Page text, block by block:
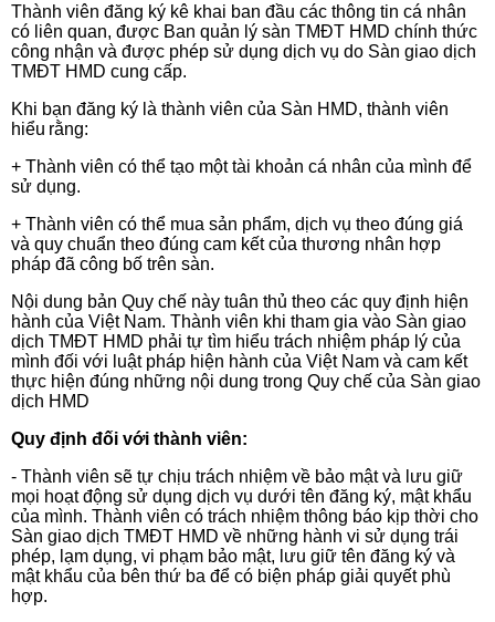
Thành viên đăng ký kê khai ban đầu các thông tin cá nhân
có liên quan, được Ban quản lý sàn TMĐT HMD chính thức
công nhận và được phép sử dụng dịch vụ do Sàn giao dịch
TMĐT HMD cung cấp.
Khi bạn đăng ký là thành viên của Sàn HMD, thành viên
hiểu rằng:
+ Thành viên có thể tạo một tài khoản cá nhân của mình để
sử dụng.
+ Thành viên có thể mua sản phẩm, dịch vụ theo đúng giá
và quy chuẩn theo đúng cam kết của thương nhân hợp
pháp đã công bố trên sàn.
Nội dung bản Quy chế này tuân thủ theo các quy định hiện
hành của Việt Nam. Thành viên khi tham gia vào Sàn giao
dịch TMĐT HMD phải tự tìm hiểu trách nhiệm pháp lý của
mình đối với luật pháp hiện hành của Việt Nam và cam kết
thực hiện đúng những nội dung trong Quy chế của Sàn giao
dịch HMD
Quy định đối với thành viên:
- Thành viên sẽ tự chịu trách nhiệm về bảo mật và lưu giữ
mọi hoạt động sử dụng dịch vụ dưới tên đăng ký, mật khẩu
của mình. Thành viên có trách nhiệm thông báo kịp thời cho
Sàn giao dịch TMĐT HMD về những hành vi sử dụng trái
phép, lạm dụng, vi phạm bảo mật, lưu giữ tên đăng ký và
mật khẩu của bên thứ ba để có biện pháp giải quyết phù
hợp.